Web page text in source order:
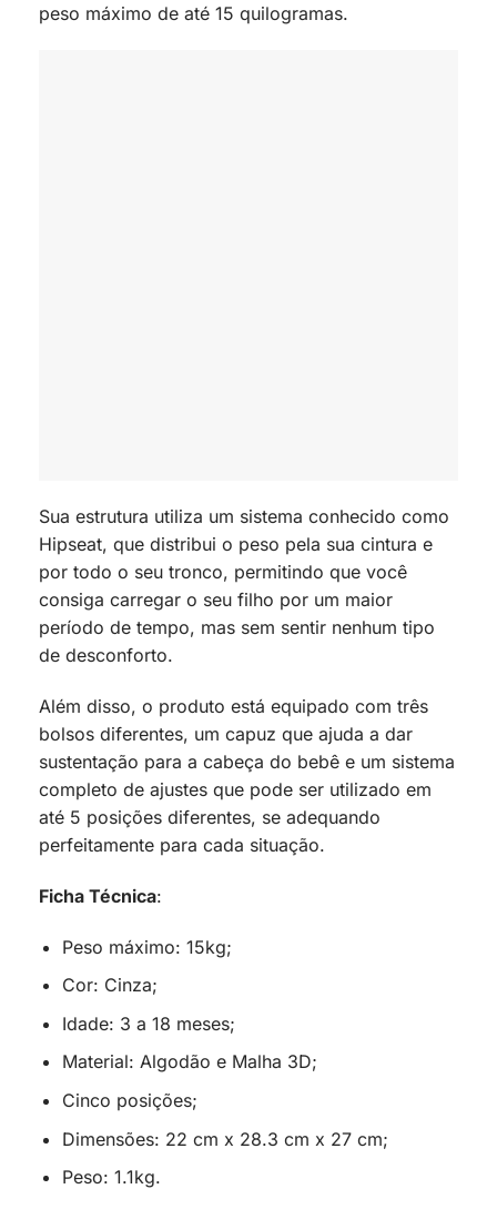
peso máximo de até 15 quilogramas.
Sua estrutura utiliza um sistema conhecido como
Hipseat, que distribui o peso pela sua cintura e
por todo o seu tronco, permitindo que você
consiga carregar o seu filho por um maior
período de tempo, mas sem sentir nenhum tipo
de desconforto.
Além disso, o produto está equipado com três
bolsos diferentes, um capuz que ajuda a dar
sustentação para a cabeça do bebê e um sistema
completo de ajustes que pode ser utilizado em
até 5 posições diferentes, se adequando
perfeitamente para cada situação.
Ficha Técnica:
Peso máximo: 15kg;
Cor: Cinza;
Idade: 3 a 18 meses;
Material: Algodão e Malha 3D;
Cinco posições;
Dimensões: 22 cm x 28.3 cm x 27 cm;
Peso: 1.1kg.